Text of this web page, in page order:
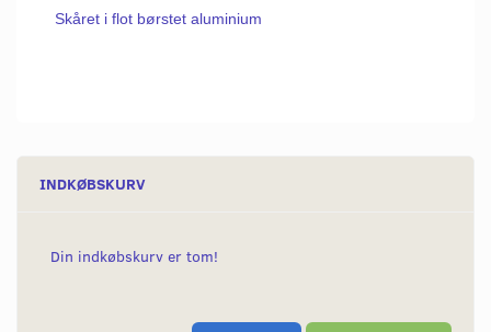
Skåret i flot børstet aluminium
INDKØBSKURV
Din indkøbskurv er tom!